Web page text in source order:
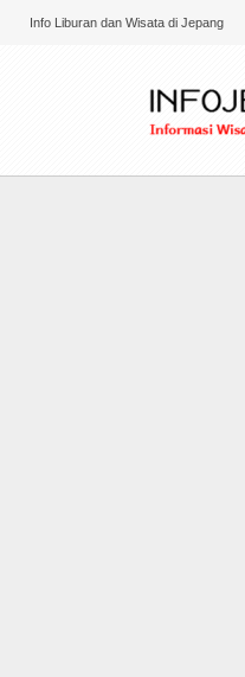
Info Liburan dan Wisata di Jepang